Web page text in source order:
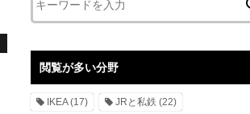
閲覧が多い分野
IKEA(17) JRと私鉄 (22)